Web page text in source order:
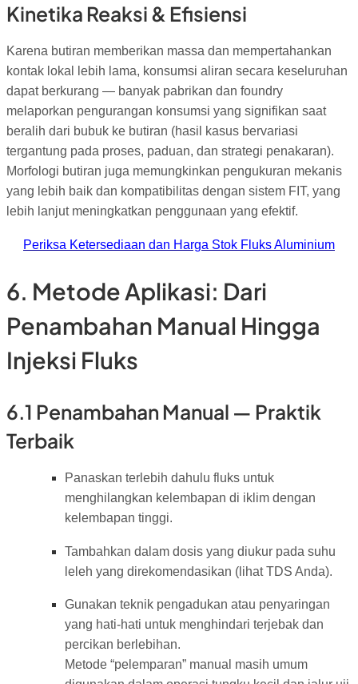
Kinetika Reaksi & Efisiensi
Karena butiran memberikan massa dan mempertahankan
kontak lokal lebih lama, konsumsi aliran secara keseluruhan
dapat berkurang — banyak pabrikan dan foundry
melaporkan pengurangan konsumsi yang signifikan saat
beralih dari bubuk ke butiran (hasil kasus bervariasi
tergantung pada proses, paduan, dan strategi penakaran).
Morfologi butiran juga memungkinkan pengukuran mekanis
yang lebih baik dan kompatibilitas dengan sistem FIT, yang
lebih lanjut meningkatkan penggunaan yang efektif.
Periksa Ketersediaan dan Harga Stok Fluks Aluminium
6. Metode Aplikasi: Dari
Penambahan Manual Hingga
Injeksi Fluks
6.1 Penambahan Manual — Praktik
Terbaik
Panaskan terlebih dahulu fluks untuk
menghilangkan kelembapan di iklim dengan
kelembapan tinggi.
Tambahkan dalam dosis yang diukur pada suhu
leleh yang direkomendasikan (lihat TDS Anda).
Gunakan teknik pengadukan atau penyaringan
yang hati-hati untuk menghindari terjebak dan
percikan berlebihan.
Metode “pelemparan” manual masih umum